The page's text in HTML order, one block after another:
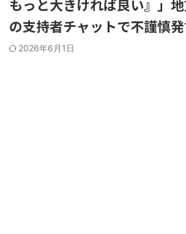
もっと大きければ良い』」
の支持者チャットで不謹慎
2026年6月1日